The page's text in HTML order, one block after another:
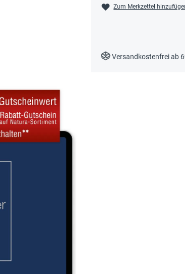
Zum Merkzettel
Versandkostenfrei ab